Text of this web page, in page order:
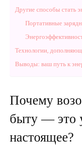
Другие способы стать
Портативные
Технологии,
Выводы: ваш путь к
Почему
быту — это
настоящее?